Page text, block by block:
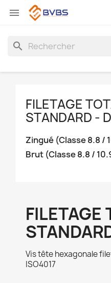

search
FILETAGE
STANDARD -
Zingué (Classe 8.8 /
Brut (Classe 8.8 /
FILETAGE
Vis tête hexagonale
ISO4017